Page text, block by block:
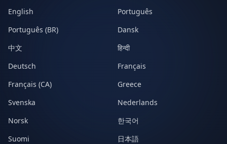
English
Português
Português (BR)
Dansk
中文
हिन्दी
Deutsch
Français
Français (CA)
Greece
Svenska
Nederlands
Norsk
한국어
Suomi
日本語